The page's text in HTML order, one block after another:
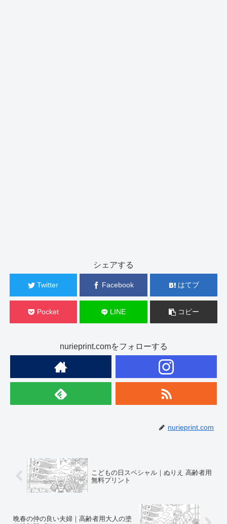
シェアする
Twitter Facebook はてブ
Pocket LINE コピー
nurieprint.comをフォローする
nurieprint.com
こどもの日スペシャル｜ぬりえ 高齢者用
無料プリント
晩春の仲の良い夫婦｜高齢者用大人の塗